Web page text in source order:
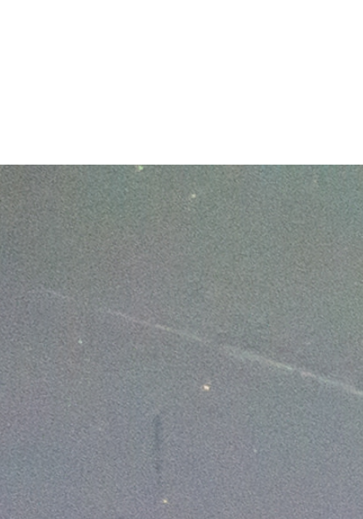
Seja Franqueado